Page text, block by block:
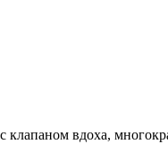
вдоха,